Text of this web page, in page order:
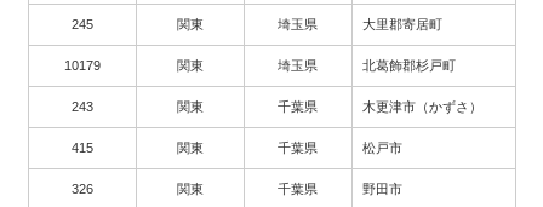
245 関東 埼玉県 大里郡寄居町
10179 関東 埼玉県 北葛飾郡杉戸町
243 関東 千葉県 木更津市（かずさ）
415 関東 千葉県 松戸市
326 関東 千葉県 野田市